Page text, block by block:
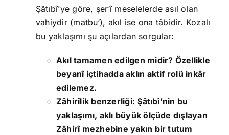
Şâtıbî’ye göre, şer‘î meselelerde asıl olan
vahiydir (matbu‘), akıl ise ona tâbidir. Kozalı
bu yaklaşımı şu açılardan sorgular:
Akıl tamamen edilgen midir? Özellikle
beyanî içtihadda aklın aktif rolü inkâr
edilemez.
Zâhirîlik benzerliği: Şâtıbî’nin bu
yaklaşımı, aklı büyük ölçüde dışlayan
Zâhirî mezhebine yakın bir tutum